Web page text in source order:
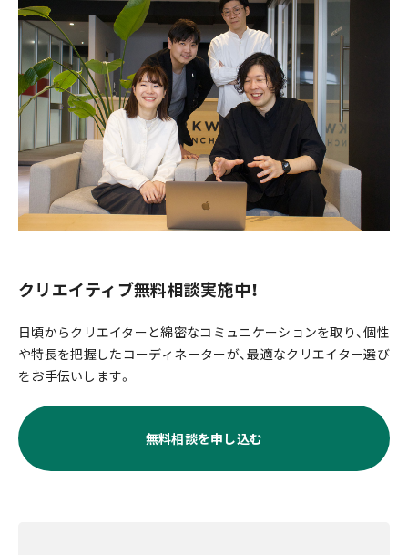
クリエイティブ無料相談実施中！
日頃からクリエイターと綿密なコミュニケーションを取り、個性
や特長を把握したコーディネーターが、最適なクリエイター選び
をお手伝いします。
無料相談を申し込む